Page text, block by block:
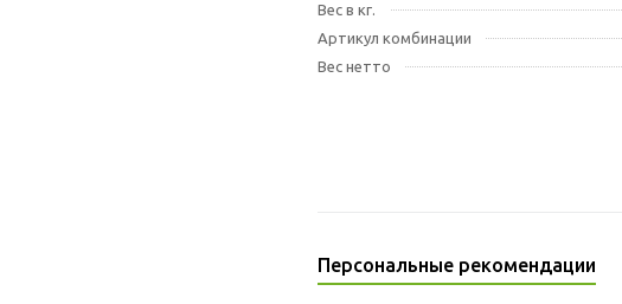
Вес в кг.
Артикул комбинации
Вес нетто
Персональные рекомендации